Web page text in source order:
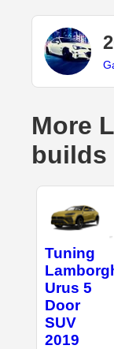
More
builds
Tuning
Urus 5
Door
SUV
2019